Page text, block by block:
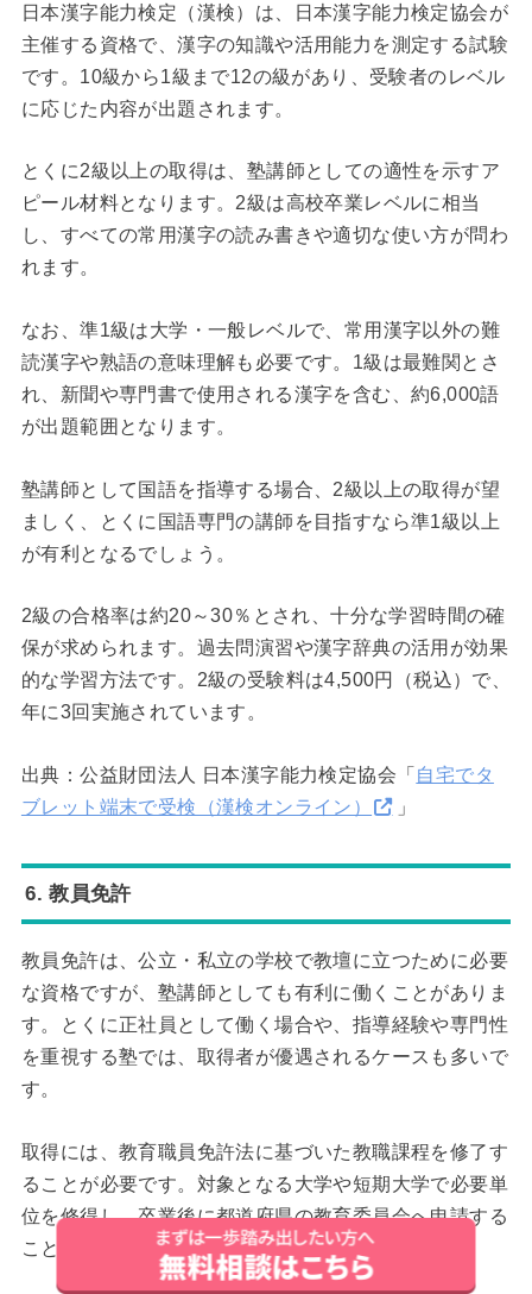
日本漢字能力検定（漢検）は、日本漢字能力検定協会が
主催する資格で、漢字の知識や活用能力を測定する試験
です。10級から1級まで12の級があり、受験者のレベル
に応じた内容が出題されます。
とくに2級以上の取得は、塾講師としての適性を示すア
ピール材料となります。2級は高校卒業レベルに相当
し、すべての常用漢字の読み書きや適切な使い方が問わ
れます。
なお、準1級は大学・一般レベルで、常用漢字以外の難
読漢字や熟語の意味理解も必要です。1級は最難関とさ
れ、新聞や専門書で使用される漢字を含む、約6,000語
が出題範囲となります。
塾講師として国語を指導する場合、2級以上の取得が望
ましく、とくに国語専門の講師を目指すなら準1級以上
が有利となるでしょう。
2級の合格率は約20～30％とされ、十分な学習時間の確
保が求められます。過去問演習や漢字辞典の活用が効果
的な学習方法です。2級の受験料は4,500円（税込）で、
年に3回実施されています。
出典：公益財団法人 日本漢字能力検定協会「 自宅でタ
ブレット端末で受検（漢検オンライン）
」
6. 教員免許
教員免許は、公立・私立の学校で教壇に立つために必要
な資格ですが、塾講師としても有利に働くことがありま
す。とくに正社員として働く場合や、指導経験や専門性
を重視する塾では、取得者が優遇されるケースも多いで
す。
取得には、教育職員免許法に基づいた教職課程を修了す
ることが必要です。対象となる大学や短期大学で必要単
位を修得し、卒業後に都道府県の教育委員会へ申請する
ことで授与されます。